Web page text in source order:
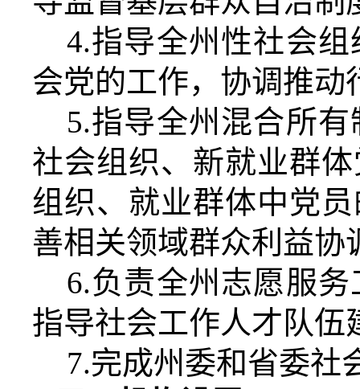
4.指导全州 性社会
会党的工作，协调推
5.指导全州 混合所
社会组织、新就业群
组织、就业群体中党
善相关领域群众利益协
6.负责全州 志愿服
指导社会工作人才队伍
7.完成州 委和省委社